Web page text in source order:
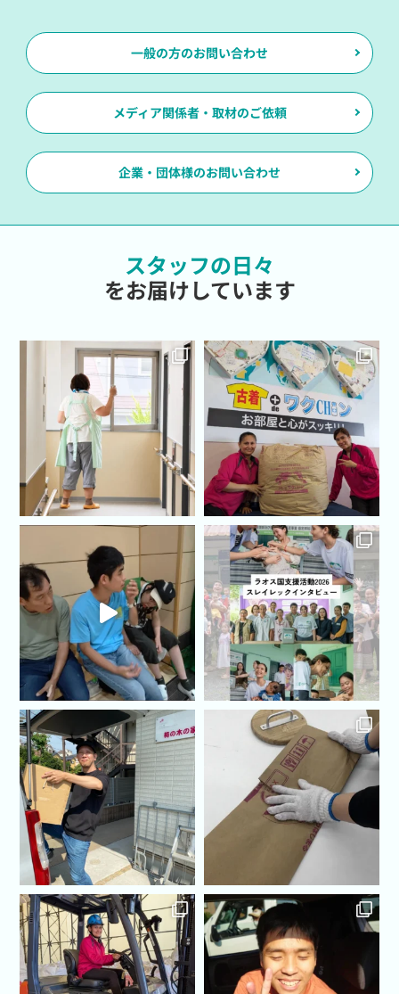
一般の方のお問い合わせ
メディア関係者・取材のご依頼
企業・団体様のお問い合わせ
スタッフの日々
をお届けしています